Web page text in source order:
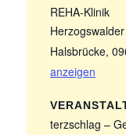
REHA-Klinik
Halsbrücke,
anzeigen
terzschlag –